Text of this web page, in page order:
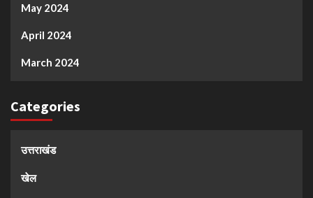
May 2024
April 2024
March 2024
Categories
उत्तराखंड
खेल